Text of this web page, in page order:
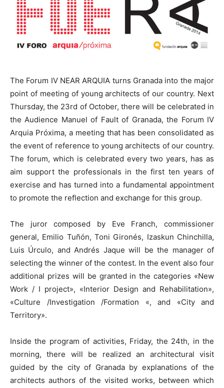
The Forum IV NEAR ARQUIA turns Granada into the major
point of meeting of young architects of our country. Next
Thursday, the 23rd of October, there will be celebrated in
the Audience Manuel of Fault of Granada, the Forum IV
Arquia Próxima, a meeting that has been consolidated as
the event of reference to young architects of our country.
The forum, which is celebrated every two years, has as
aim support the professionals in the first ten years of
exercise and has turned into a fundamental appointment
to promote the reflection and exchange for this group.
The juror composed by Eve Franch, commissioner
general, Emilio Tuñón, Toni Gironés, Izaskun Chinchilla,
Luis Úrculo, and Andrés Jaque will be the manager of
selecting the winner of the contest. In the event also four
additional prizes will be granted in the categories «New
Work / I project», «Interior Design and Rehabilitation»,
«Culture /Investigation /Formation «, and «City and
Territory».
Inside the program of activities, Friday, the 24th, in the
morning, there will be realized an architectural visit
guided by the city of Granada by explanations of the
architects authors of the visited works, between which